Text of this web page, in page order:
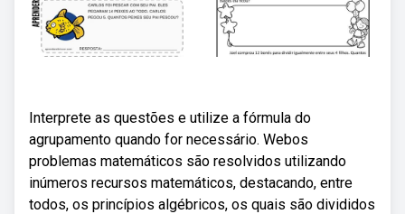
Interprete as questões e utilize a fórmula do
agrupamento quando for necessário. Webos
problemas matemáticos são resolvidos utilizando
inúmeros recursos matemáticos, destacando, entre
todos, os princípios algébricos, os quais são divididos